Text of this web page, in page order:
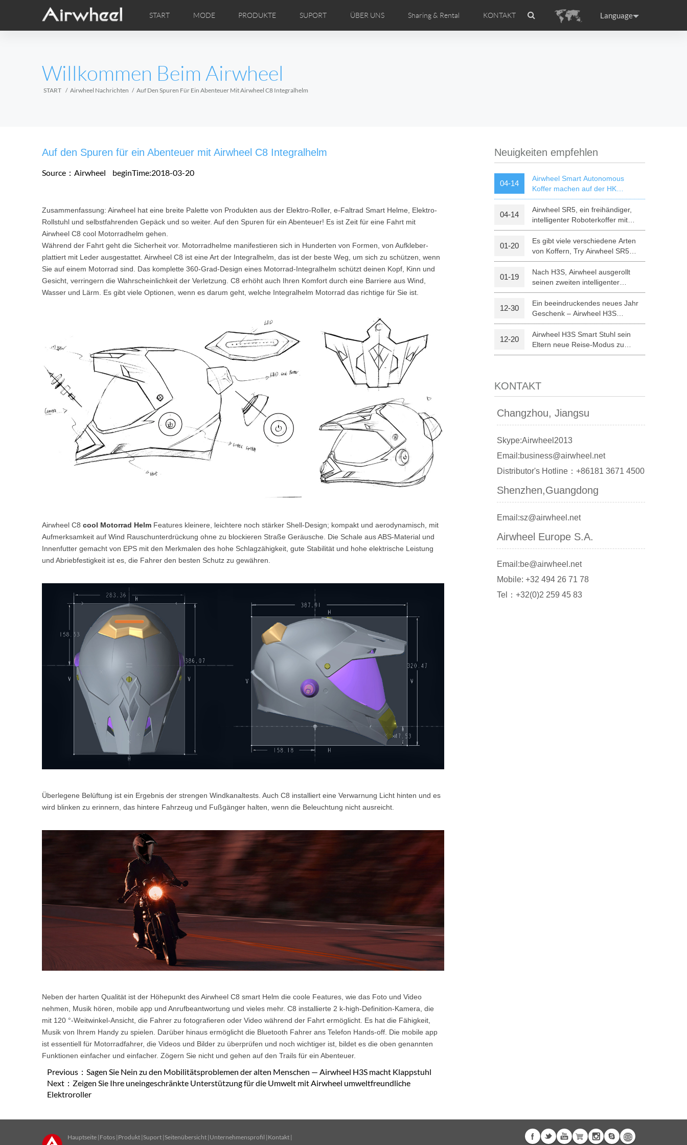
START MODE PRODUKTE
Airwheel SE3S Airwheel SR5 Airwheel SE3 Airwheel SE3Mini Airwheel SQ3 Airwheel A3 Airwheel S5 Airwheel Z5
SUPORT ÜBER UNS Sharing & Rental KONTAKT
Belgium Croatia Cyprus Czech
Hungary Ireland Italy Lithuania
Argentina Brazil Canada Chile Colombia Mexico Peru
USA
OCEANIA
Indonesia Iran Israel Kuwait Malaysia Philippines
Saudi Arabia Singapore SouthKorea Thailand Turkey UAE
Language
Willkommen Beim Airwheel
START Airwheel Nachrichten Auf Den Spuren Für Ein Abenteuer Mit Airwheel C8 Integralhelm
Neuigkeiten empfehlen
Airwheel Smart Autonomous
Koffer machen auf der HK
Electronics Fair 2018 einen Hit
04-14
Airwheel SR5, ein freihändiger,
intelligenter Roboterkoffer mit
optischer Erkennung
04-14
Es gibt viele verschiedene Arten
von Koffern, Try Airwheel SR5
autonomen Koffer
01-20
Nach H3S, Airwheel ausgerollt
seinen zweiten intelligenter
elektrischer Rollstuhl H8
01-19
Ein beeindruckendes neues Jahr
Geschenk – Airwheel H3S
Medizintechnik
12-30
Airwheel H3S Smart Stuhl sein
Eltern neue Reise-Modus zu
Weihnachten.
12-20
KONTAKT
Changzhou, Jiangsu
Skype:Airwheel2013
Email:business@airwheel.net
Distributor's Hotline：+86181 3671 4500
Shenzhen,Guangdong
Email:sz@airwheel.net
Airwheel Europe S.A.
Email:be@airwheel.net
Mobile: +32 494 26 71 78
Tel：+32(0)2 259 45 83
Auf den Spuren für ein Abenteuer mit Airwheel C8 Integralhelm
Source：Airwheel beginTime:2018-03-20
Zusammenfassung: Airwheel hat eine breite Palette von Produkten aus der Elektro-Roller, e-Faltrad Smart Helme, Elektro-
Rollstuhl und selbstfahrenden Gepäck und so weiter. Auf den Spuren für ein Abenteuer! Es ist Zeit für eine Fahrt mit
Airwheel C8 cool Motorradhelm gehen.
Während der Fahrt geht die Sicherheit vor. Motorradhelme manifestieren sich in Hunderten von Formen, von Aufkleber-
plattiert mit Leder ausgestattet. Airwheel C8 ist eine Art der Integralhelm, das ist der beste Weg, um sich zu schützen, wenn
Sie auf einem Motorrad sind. Das komplette 360-Grad-Design eines Motorrad-Integralhelm schützt deinen Kopf, Kinn und
Gesicht, verringern die Wahrscheinlichkeit der Verletzung. C8 erhöht auch Ihren Komfort durch eine Barriere aus Wind,
Wasser und Lärm. Es gibt viele Optionen, wenn es darum geht, welche Integralhelm Motorrad das richtige für Sie ist.
Airwheel C8 cool Motorrad Helm Features kleinere, leichtere noch stärker Shell-Design; kompakt und aerodynamisch, mit
Aufmerksamkeit auf Wind Rauschunterdrückung ohne zu blockieren Straße Geräusche. Die Schale aus ABS-Material und
Innenfutter gemacht von EPS mit den Merkmalen des hohe Schlagzähigkeit, gute Stabilität und hohe elektrische Leistung
und Abriebfestigkeit ist es, die Fahrer den besten Schutz zu gewähren.
Überlegene Belüftung ist ein Ergebnis der strengen Windkanaltests. Auch C8 installiert eine Verwarnung Licht hinten und es
wird blinken zu erinnern, das hintere Fahrzeug und Fußgänger halten, wenn die Beleuchtung nicht ausreicht.
Neben der harten Qualität ist der Höhepunkt des Airwheel C8 smart Helm die coole Features, wie das Foto und Video
nehmen, Musik hören, mobile app und Anrufbeantwortung und vieles mehr. C8 installierte 2 k-high-Definition-Kamera, die
mit 120 °-Weitwinkel-Ansicht, die Fahrer zu fotografieren oder Video während der Fahrt ermöglicht. Es hat die Fähigkeit,
Musik von Ihrem Handy zu spielen. Darüber hinaus ermöglicht die Bluetooth Fahrer ans Telefon Hands-off. Die mobile app
ist essentiell für Motorradfahrer, die Videos und Bilder zu überprüfen und noch wichtiger ist, bildet es die oben genannten
Funktionen einfacher und einfacher. Zögern Sie nicht und gehen auf den Trails für ein Abenteuer.
Previous： Sagen Sie Nein zu den Mobilitätsproblemen der alten Menschen — Airwheel H3S macht Klappstuhl
Next： Zeigen Sie Ihre uneingeschränkte Unterstützung für die Umwelt mit Airwheel umweltfreundliche
Elektroroller
Hauptseite | Fotos | Produkt |Suport |Seitenübersicht | Unternehmensprofil | Kontakt |